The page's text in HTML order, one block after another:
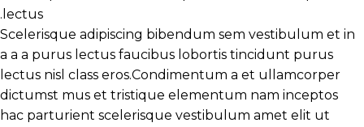
lectus.
Scelerisque adipiscing bibendum sem vestibulum et in
a a a purus lectus faucibus lobortis tincidunt purus
lectus nisl class eros.Condimentum a et ullamcorper
dictumst mus et tristique elementum nam inceptos
hac parturient scelerisque vestibulum amet elit ut